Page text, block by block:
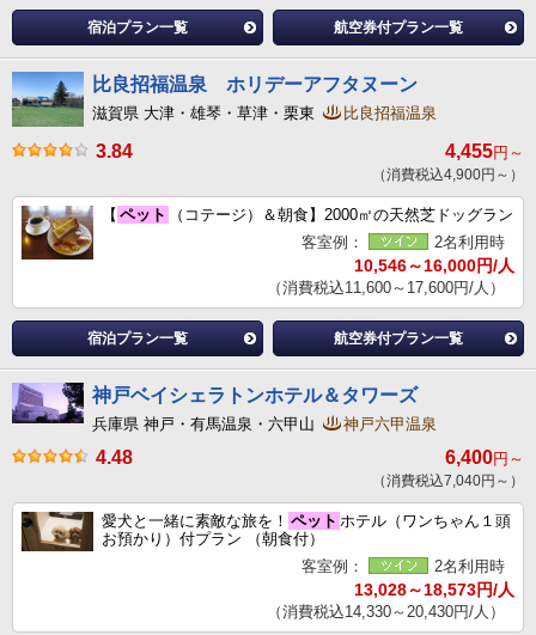
宿泊プラン一覧 航空券付プラン一覧
比良招福温泉 ホリデーアフタヌーン
滋賀県 大津・雄琴・草津・栗東 比良招福温泉
3.84 4,455円～
（消費税込4,900円～）
【 ペット
（コテージ）＆朝食】2000㎡の天然芝ドッグラン
客室例：
2名利用時
10,546～16,000円/人
（消費税込11,600～17,600円/人）
宿泊プラン一覧 航空券付プラン一覧
神戸ベイシェラトンホテル＆タワーズ
兵庫県 神戸・有馬温泉・六甲山 神戸六甲温泉
4.48 6,400円～
（消費税込7,040円～）
愛犬と一緒に素敵な旅を！ ペット ホテル（ワンちゃん１頭
お預かり）付プラン （朝食付）
客室例：
2名利用時
13,028～18,573円/人
（消費税込14,330～20,430円/人）